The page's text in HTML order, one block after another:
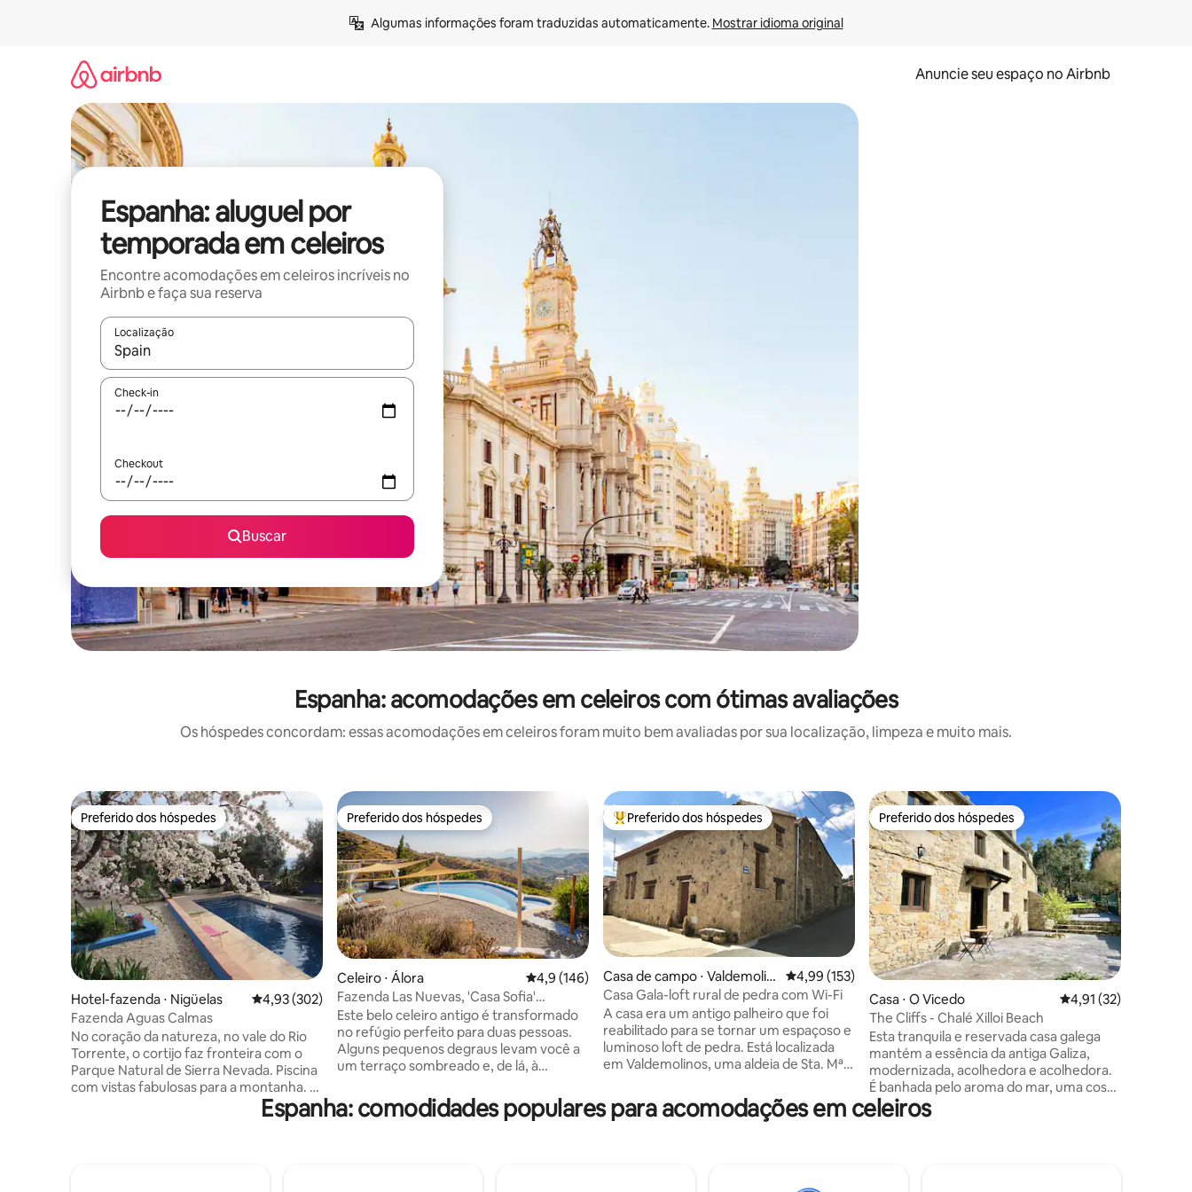
Algumas informações foram traduzidas automaticamente. Mostrar idioma original
Anuncie seu espaço no Airbnb
Espanha: aluguel por
temporada em celeiros
Encontre acomodações em celeiros incríveis no
Airbnb e faça sua reserva
Localização
Quando os resultados estiverem disponíveis, explore-os usando as seta para cima e para baixo do teclado ou tocando e deslizando o dedo na tela.
Check-in
Checkout
Buscar
Espanha: acomodações em celeiros com ótimas avaliações
Os hóspedes concordam: essas acomodações em celeiros foram muito bem avaliadas por sua localização, limpeza e muito mais.
Preferido dos hóspedes
Preferido dos hóspedes
Hotel-fazenda ⋅ Nigüelas 4,93 de uma avaliação média de 5, 302 avaliações
4,93 (302)
Fazenda Aguas Calmas
No coração da natureza, no vale do Rio
Torrente, o cortijo faz fronteira com o
Parque Natural de Sierra Nevada. Piscina
com vistas fabulosas para a montanha. A
5 minutos a pé da pitoresca vila "lenta" de
Niguelas. Aguas Calmas fica entre duas
Preferido dos hóspedes
Preferido dos hóspedes
Celeiro ⋅ Álora 4,9 de uma avaliação média de 5, 146 avaliações
4,9 (146)
Fazenda Las Nuevas, 'Casa Sofia'
VTAR/MA/01613
Este belo celeiro antigo é transformado
no refúgio perfeito para duas pessoas.
Alguns pequenos degraus levam você a
um terraço sombreado e, de lá, à
desfrutar da bela paisagem andaluza. O
quarto tem um sofá confortável, mesa
Entre os melhores preferidos dos hóspedes
Preferido dos hóspedes
Casa de campo ⋅ Valdemolin
os
4,99 de uma avaliação média de 5, 153 avaliações
4,99 (153)
Casa Gala-loft rural de pedra com Wi-Fi
A casa era um antigo palheiro que foi
reabilitado para se tornar um espaçoso e
luminoso loft de pedra. Está localizada
em Valdemolinos, uma aldeia de Sta. Mª
habitantes, por isso a calma é garantida.
Piedrahita fica a 10 minutos de carro,
Preferido dos hóspedes
Preferido dos hóspedes
Casa ⋅ O Vicedo 4,91 de uma
4,91 (32)
The Cliffs - Chalé Xilloi Beach
Esta tranquila e reservada casa galega
mantém a essência da antiga Galiza,
modernizada, acolhedora e acolhedora.
É banhada pelo aroma do mar, uma costa
rural à espera de ser descoberta. Apenas
a 1 km da Praia de Xilloi, a uma curta
Espanha: comodidades populares para acomodações em celeiros